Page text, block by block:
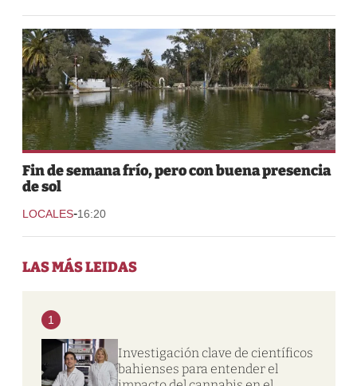
Fin de semana frío, pero con buena presencia
de sol
LOCALES-16:20
LAS MÁS LEIDAS
1
Investigación clave de científicos
bahienses para entender el